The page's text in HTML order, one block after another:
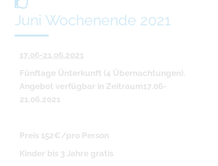
Juni Wochenende 2021
17.06-21.06.2021
Fünftage Ünterkunft (4 Übernachtungen).
Angebot verfügbar in Zeitraum17.06-
21.06.2021
Preis 152€/pro Person
Kinder bis 3 Jahre gratis